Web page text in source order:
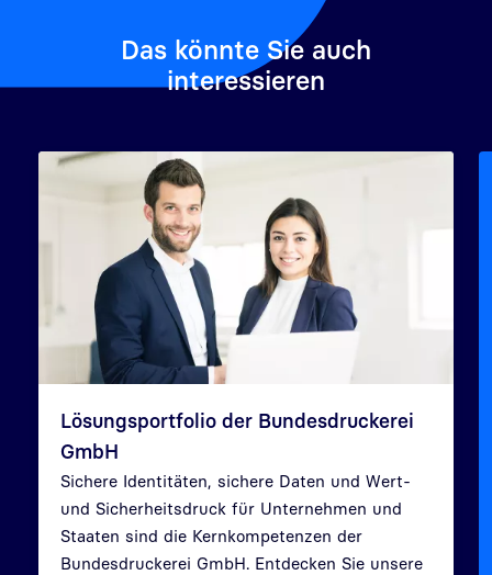
Das könnte Sie auch
interessieren
Zurück
Lösungsportfolio der Bundesdruckerei
GmbH
Sichere Identitäten, sichere Daten und Wert-
und Sicherheitsdruck für Unternehmen und
Staaten sind die Kernkompetenzen der
Bundesdruckerei GmbH. Entdecken Sie unsere